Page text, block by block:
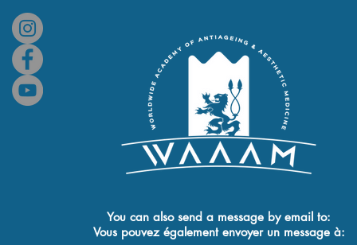
You can also send a message by email to:
Vous pouvez également envoyer un message à: